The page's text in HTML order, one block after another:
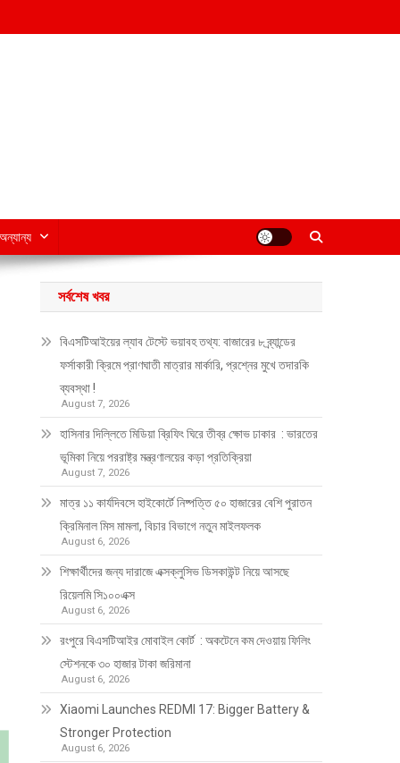
অন্যান্য
সর্বশেষ খবর
বিএসটিআইয়ের ল্যাব টেস্টে ভয়াবহ তথ্য: বাজারের ৮ ব্র্যান্ডের
ফর্সাকারী ক্রিমে প্রাণঘাতী মাত্রার মার্কারি, প্রশ্নের মুখে তদারকি
ব্যবস্থা !
August 7, 2026
হাসিনার দিল্লিতে মিডিয়া ব্রিফিং ঘিরে তীব্র ক্ষোভ ঢাকার : ভারতের
ভূমিকা নিয়ে পররাষ্ট্র মন্ত্রণালয়ের কড়া প্রতিক্রিয়া
August 7, 2026
মাত্র ১১ কার্যদিবসে হাইকোর্টে নিষ্পত্তি ৫০ হাজারের বেশি পুরাতন
ক্রিমিনাল মিস মামলা, বিচার বিভাগে নতুন মাইলফলক
August 6, 2026
শিক্ষার্থীদের জন্য দারাজে এক্সক্লুসিভ ডিসকাউন্ট নিয়ে আসছে
রিয়েলমি সি১০০এক্স
August 6, 2026
রংপুরে বিএসটিআইর মোবাইল কোর্ট : অকটেনে কম দেওয়ায় ফিলিং
স্টেশনকে ৩০ হাজার টাকা জরিমানা
August 6, 2026
Xiaomi Launches REDMI 17: Bigger Battery &
Stronger Protection
August 6, 2026